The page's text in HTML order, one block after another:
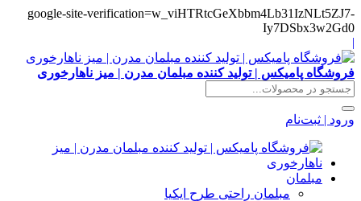
google-site-verification=w_viHTRtcGeXbbm4Lb31IzNLt5ZJ7-
Iy7DSbx3w2Gd0
|
فروشگاه پامیکس | تولید کننده مبلمان مدرن | میز ناهارخوری
ورود | ثبت‌نام
مبلمان
مبلمان راحتی طرح ایکیا